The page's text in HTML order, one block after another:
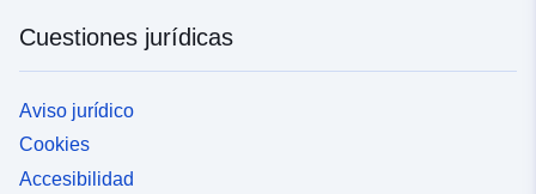
Cuestiones jurídicas
Aviso jurídico
Cookies
Accesibilidad